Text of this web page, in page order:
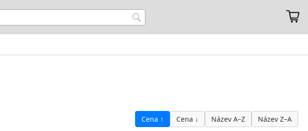
Cena ↑ Cena ↓ Název A–Z Název Z–A